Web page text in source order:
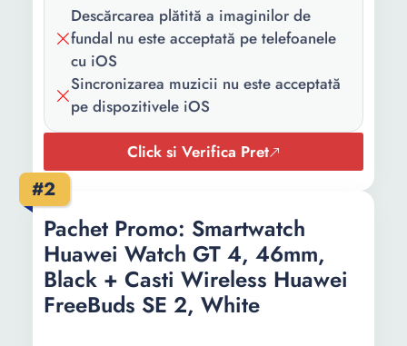
Greutate:
42.6 g
Display:
Analogic
Tip display:
AMOLED
Stil display:
Capacitate
memorie RAM:
32 MB
Capacitate
stocare:
4 GB
Descărcarea plătită a imaginilor de
fundal nu este acceptată pe telefoanele
cu iOS
Sincronizarea muzicii nu este acceptată
pe dispozitivele iOS
Click si Verifica Pret
#2
Pachet Promo: Smartwatch
Huawei Watch GT 4, 46mm,
Black + Casti Wireless Huawei
FreeBuds SE 2, White